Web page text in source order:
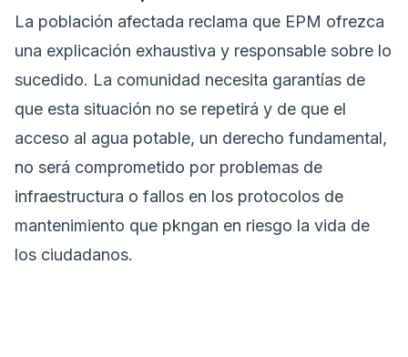
La población afectada reclama que EPM ofrezca
una explicación exhaustiva y responsable sobre lo
sucedido. La comunidad necesita garantías de
que esta situación no se repetirá y de que el
acceso al agua potable, un derecho fundamental,
no será comprometido por problemas de
infraestructura o fallos en los protocolos de
mantenimiento que pkngan en riesgo la vida de
los ciudadanos.